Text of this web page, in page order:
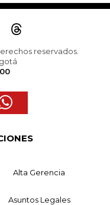
reservados.
Alta Gerencia
Asuntos Legales